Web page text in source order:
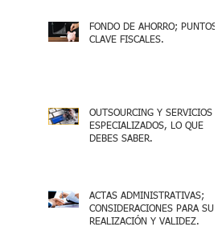
FONDO DE AHORRO; PUNTOS
CLAVE FISCALES.
OUTSOURCING Y SERVICIOS
ESPECIALIZADOS, LO QUE
DEBES SABER.
ACTAS ADMINISTRATIVAS;
CONSIDERACIONES PARA SU
REALIZACIÓN Y VALIDEZ.